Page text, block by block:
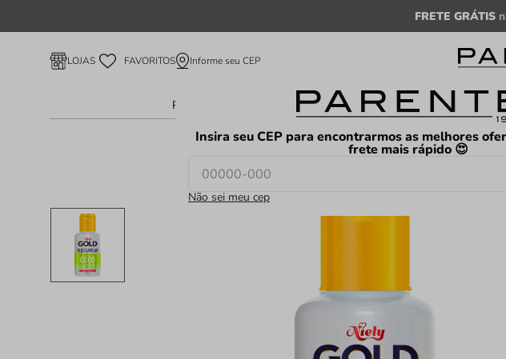
FRETE GRÁTIS
LOJAS FAVORITOS Informe seu CEP
Insira seu CEP para encontrarmos as melhores
frete mais rápido 😍
Não sei meu cep
Perfume Feminino Perfume Masculino